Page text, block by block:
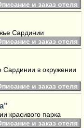
и заказ отеля
Сардинии
и заказ отеля
в окружении
и заказ отеля
красивого парка
и заказ отеля